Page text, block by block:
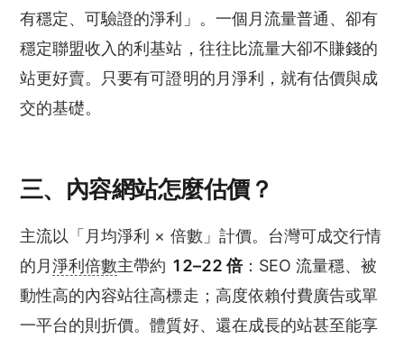
有穩定、可驗證的淨利」。一個月流量普通、卻有
穩定聯盟收入的利基站，往往比流量大卻不賺錢的
站更好賣。只要有可證明的月淨利，就有估價與成
交的基礎。
三、內容網站怎麼估價？
主流以「月均淨利 × 倍數」計價。台灣可成交行情
的月淨利倍數主帶約 12–22 倍：SEO 流量穩、被
動性高的內容站往高標走；高度依賴付費廣告或單
一平台的則折價。體質好、還在成長的站甚至能享